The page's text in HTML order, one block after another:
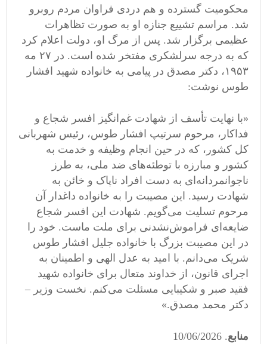
محکومیت گسترده و هم دردی فراوان مردم روبرو
شد. مراسم تشییع جنازه او به صورت تظاهرات
عظیمی برگزار شد. پس از مرگ او، دولت اعلام کرد
که به درجه سرلشکری ​​مفتخر شده است. در ۲۷ مه
۱۹۵۳، دکتر مصدق در پیامی به خانواده‌ شهید افشار
طوس نوشت:
«با نهایت تأسف از شهادت غم‌انگیز افسر شجاع و
فداکار، مرحوم سرتیپ افشار طوس، رئیس شهربانی
کل کشور، که در حین انجام وظیفه و خدمت به
کشور و مبارزه با توطئه‌های ضد ملی، به طرز
ناجوانمردانه‌ای به دست افراد ناپاک و خائن به
شهادت رسید. این مصیبت را به خانواده داغدار آن
مرحوم تسلیت می‌گویم. شهادت این افسر شجاع
ضایعه‌ای فراموش‌نشدنی برای ملت ماست. خود را
در این مصیبت بزرگ با خانواده جلیل افشار طوس
شریک می‌دانم. با امید به عدل الهی و اطمینان به
اجرای قانون، از خداوند متعال برای خانواده شهید
فقید صبر و شکیبایی مسئلت می‌کنم. نخست وزیر –
دکتر محمد مصدق.»
منابع. ‏2026‏/06‏/10